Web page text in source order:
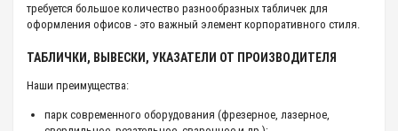
требуется большое количество разнообразных табличек для
оформления офисов - это важный элемент корпоративного стиля.
ТАБЛИЧКИ, ВЫВЕСКИ, УКАЗАТЕЛИ ОТ ПРОИЗВОДИТЕЛЯ
Наши преимущества:
парк современного оборудования (фрезерное, лазерное,